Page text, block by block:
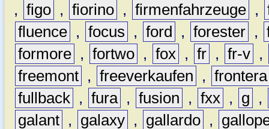
, figo , fiorino , firmenfahrzeuge ,
fluence , focus , ford , forester ,
formore , fortwo , fox , fr , fr-v ,
freemont , freeverkaufen , frontera
fullback , fura , fusion , fxx , g
,
galant , galaxy , gallardo ,